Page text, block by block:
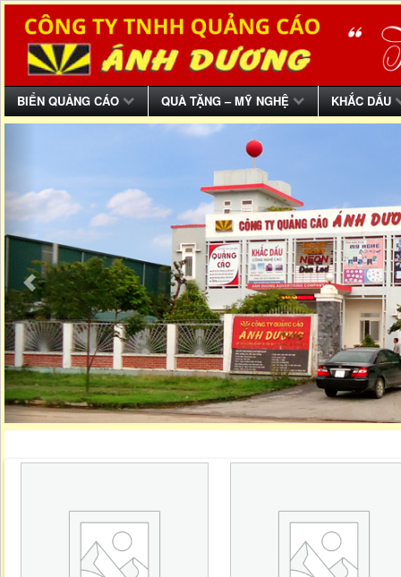
BIỂN QUẢNG CÁO QUÀ TẶNG – MỸ NGHỆ KHẮC DẤU